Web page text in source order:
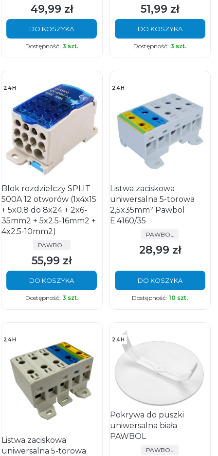
Cena
49,99 zł
DO KOSZYKA
Dostępność: 3 szt.
Cena
51,99 zł
DO KOSZYKA
Dostępność:3 szt.
24H
Blok rozdzielczy SPLIT
500A 12 otworów (1x4x15
+ 5x0.8 do 8x24 + 2x6-
35mm2 + 5x2.5-16mm2 +
4x2.5-10mm2)
PRODUCENT
PAWBOL
Cena
55,99 zł
DO KOSZYKA
Dostępność: 3 szt.
24H
Listwa zaciskowa
uniwersalna 5-torowa
2,5x35mm² Pawbol
E.4160/35
PRODUCENT
PAWBOL
Cena
28,99 zł
DO KOSZYKA
Dostępność:10 szt.
24H
Listwa zaciskowa
uniwersalna 5-torowa
24H
Pokrywa do puszki
uniwersalna biała
PAWBOL
PRODUCENT
PAWBOL